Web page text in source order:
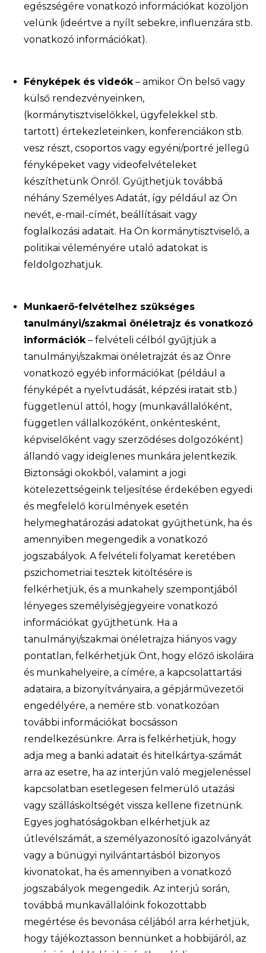
egészségére vonatkozó információkat közöljön
velünk (ideértve a nyílt sebekre, influenzára stb.
vonatkozó információkat).
Fényképek és videók– amikor Ön belső vagy
külső rendezvényeinken,
(kormánytisztviselőkkel, ügyfelekkel stb.
tartott) értekezleteinken, konferenciákon stb.
vesz részt, csoportos vagy egyéni/portré jellegű
fényképeket vagy videofelvételeket
készíthetünk Önről. Gyűjthetjük továbbá
néhány Személyes Adatát, így például az Ön
nevét, e-mail-címét, beállításait vagy
foglalkozási adatait. Ha Ön kormánytisztviselő, a
politikai véleményére utaló adatokat is
feldolgozhatjuk.
Munkaerő-felvételhez szükséges
tanulmányi/szakmai önéletrajz és vonatkozó
információk– felvételi célból gyűjtjük a
tanulmányi/szakmai önéletrajzát és az Önre
vonatkozó egyéb információkat (például a
fényképét a nyelvtudását, képzési iratait stb.)
függetlenül attól, hogy (munkavállalóként,
független vállalkozóként, önkéntesként,
képviselőként vagy szerződéses dolgozóként)
állandó vagy ideiglenes munkára jelentkezik.
Biztonsági okokból, valamint a jogi
kötelezettségeink teljesítése érdekében egyedi
és megfelelő körülmények esetén
helymeghatározási adatokat gyűjthetünk, ha és
amennyiben megengedik a vonatkozó
jogszabályok. A felvételi folyamat keretében
pszichometriai tesztek kitöltésére is
felkérhetjük, és a munkahely szempontjából
lényeges személyiségjegyeire vonatkozó
információkat gyűjthetünk. Ha a
tanulmányi/szakmai önéletrajza hiányos vagy
pontatlan, felkérhetjük Önt, hogy előző iskoláira
és munkahelyeire, a címére, a kapcsolattartási
adataira, a bizonyítványaira, a gépjárművezetői
engedélyére, a nemére stb. vonatkozóan
további információkat bocsásson
rendelkezésünkre. Arra is felkérhetjük, hogy
adja meg a banki adatait és hitelkártya-számát
arra az esetre, ha az interjún való megjelenéssel
kapcsolatban esetlegesen felmerülő utazási
vagy szállásköltségét vissza kellene fizetnünk.
Egyes joghatóságokban elkérhetjük az
útlevélszámát, a személyazonosító igazolványát
vagy a bűnügyi nyilvántartásból bizonyos
kivonatokat, ha és amennyiben a vonatkozó
jogszabályok megengedik. Az interjú során,
továbbá munkavállalóink fokozottabb
megértése és bevonása céljából arra kérhetjük,
hogy tájékoztasson bennünket a hobbijáról, az